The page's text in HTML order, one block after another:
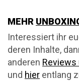
MEHR
Interessiert ihr
deren Inhalte,
anderen Reviews
und hier entlang